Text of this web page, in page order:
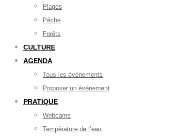
Plages
Pêche
Forêts
CULTURE
AGENDA
Tous les événements
Proposer un événement
PRATIQUE
Webcams
Température de l’eau